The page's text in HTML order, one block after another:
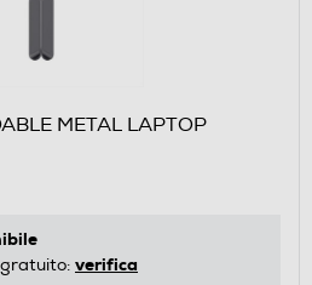
METAL LAPTOP
verifica